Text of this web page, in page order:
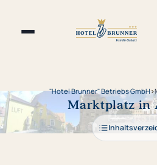
"Hotel Brunner" Betriebs GmbH ›
Marktplatz in